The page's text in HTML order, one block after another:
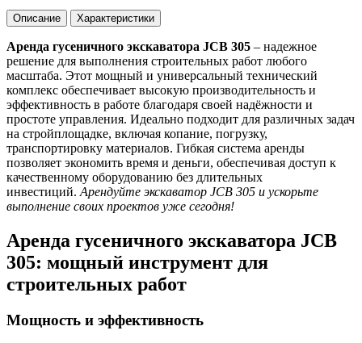
Описание Характеристики
Аренда гусеничного экскаватора JCB 305 – надежное
решение для выполнения строительных работ любого
масштаба. Этот мощный и универсальный технический
комплекс обеспечивает высокую производительность и
эффективность в работе благодаря своей надёжности и
простоте управления. Идеально подходит для различных задач
на стройплощадке, включая копание, погрузку,
транспортировку материалов. Гибкая система аренды
позволяет экономить время и деньги, обеспечивая доступ к
качественному оборудованию без длительных
инвестиций. Арендуйте экскаватор JCB 305 и ускорьте
выполнение своих проектов уже сегодня!
Аренда гусеничного экскаватора JCB
305: мощный инструмент для
строительных работ
Мощность и эффективность